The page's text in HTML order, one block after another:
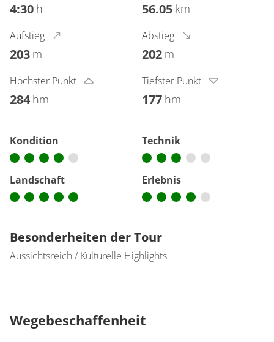
4:30 h 56.05 km
Aufstieg
203 m
Abstieg
202 m
Höchster Punkt
284 hm
Tiefster Punkt
177 hm
Kondition Technik
Landschaft Erlebnis
Besonderheiten der Tour
Aussichtsreich / Kulturelle Highlights
Wegebeschaffenheit